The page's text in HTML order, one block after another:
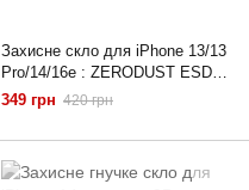
Захисне скло для iPhone 13/13
Pro/14/16e : ZERODUST ESD
with Applicator
349 грн 420 грн